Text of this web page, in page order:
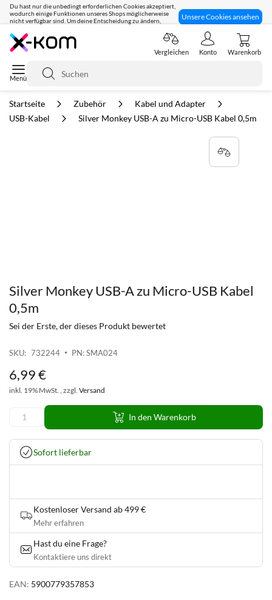
Du hast nur die unbedingt erforderlichen Cookies akzeptiert,
wodurch einige Funktionen unseres Shops möglicherweise
nicht verfügbar sind. Um deine Entscheidung zu ändern,
Unsere Cookies ansehen
Seit 8 Jahren für dich da!
Suche
Vergleichen Konto Warenkorb
Startseite Zubehör
Kabel und Adapter
USB-Kabel
Silver Monkey USB-A zu Micro-USB Kabel 0,5m
Silver Monkey USB-A zu Micro-USB Kabel
0,5m
SKU 732244 PN: SMA024
Sei der Erste, der dieses Produkt bewertet
EAN: 5900779357853
6,99€
inkl. 19% MwSt. , zzgl. Versand
In den Warenkorb
Sofort lieferbar
Kostenloser Versand ab 499 €
Mehr erfahren
Hast du eine Frage?
Kontaktiere uns direkt
Zum
Bildgalerie